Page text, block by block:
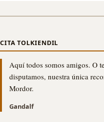
CITA TOLKIENDIL
Aquí todos somos amigos. O
disputamos, nuestra única
Mordor.
Gandalf